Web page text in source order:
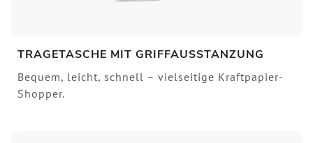
TRAGETASCHE MIT GRIFFAUSSTANZUNG
Bequem, leicht, schnell – vielseitige Kraftpapier-
Shopper.